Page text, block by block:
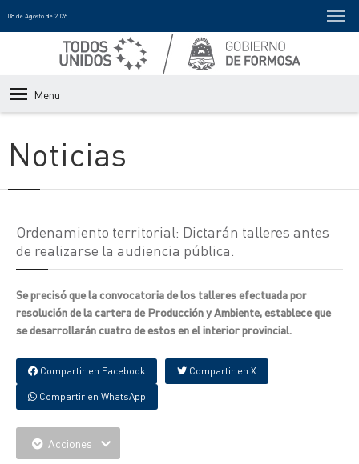
08 de Agosto de 2026
Menu
Noticias
Ordenamiento territorial: Dictarán talleres antes
de realizarse la audiencia pública.
Se precisó que la convocatoria de los talleres efectuada por
resolución de la cartera de Producción y Ambiente, establece que
se desarrollarán cuatro de estos en el interior provincial.
Compartir en Facebook Compartir en X
Compartir en WhatsApp
Acciones